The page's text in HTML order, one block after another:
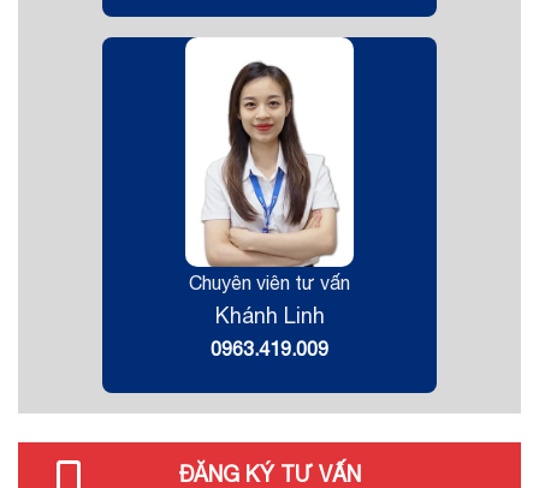
Chuyên viên tư vấn
Khánh Linh
0963.419.009
ĐĂNG KÝ TƯ VẤN